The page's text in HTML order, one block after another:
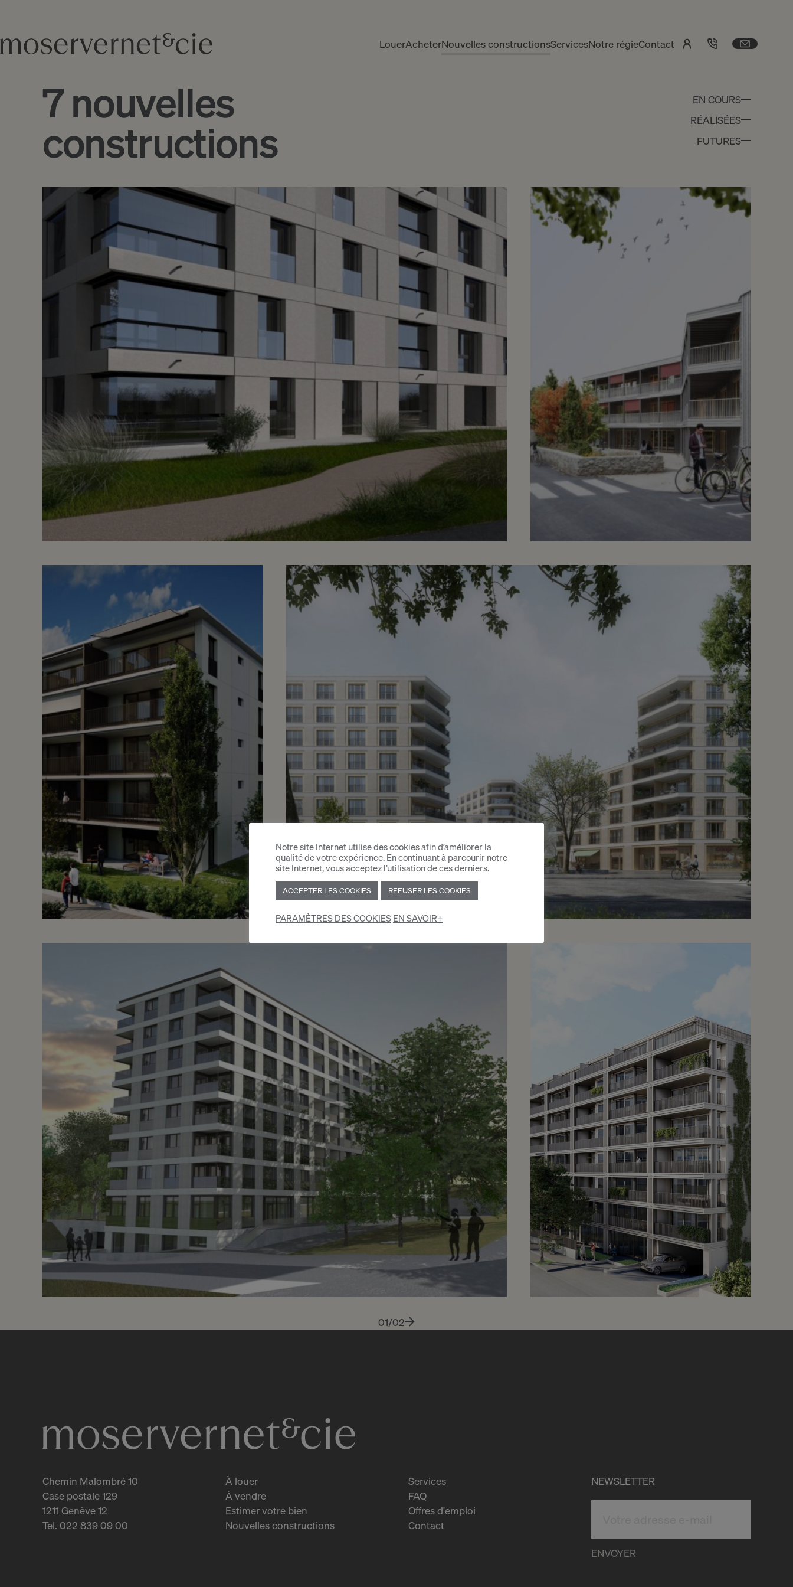
LouerAcheterNouvelles constructionsServicesNotre régieContact
7 nouvelles
constructions
EN COURS
RÉALISÉES
FUTURES
01/02
Chemin Malombré 10
Case postale 129
1211 Genève 12
Tel. 022 839 09 00
À louer
À vendre
Estimer votre bien
Nouvelles constructions
Services
FAQ
Offres d'emploi
Contact
NEWSLETTER
ENVOYER
Notre site Internet utilise des cookies afin d’améliorer la
qualité de votre expérience. En continuant à parcourir notre
site Internet, vous acceptez l’utilisation de ces derniers.
ACCEPTER LES COOKIES REFUSER LES COOKIES
PARAMÈTRES DES COOKIESEN SAVOIR+